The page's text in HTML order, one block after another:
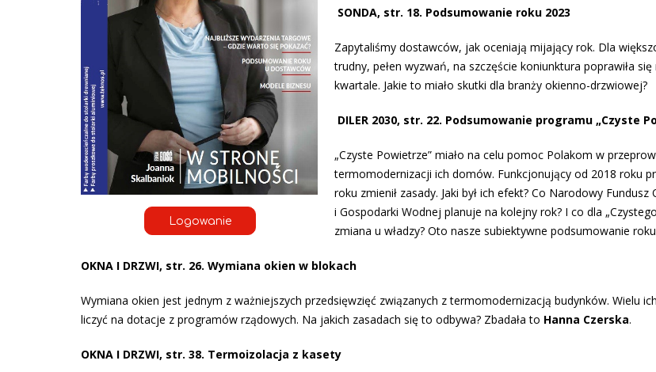
Logowanie
SONDA, str. 18. Podsumowanie roku 2023
Zapytaliśmy dostawców, jak oceniają mijający rok. Dla
trudny, pełen wyzwań, na szczęście koniunktura poprawiła
kwartale. Jakie to miało skutki dla branży okienno-drzwiowej?
DILER 2030, str. 22. Podsumowanie programu „Czyste
„Czyste Powietrze” miało na celu pomoc Polakom w
termomodernizacji ich domów. Funkcjonujący od 2018 roku
roku zmienił zasady. Jaki był ich efekt? Co Narodowy
i Gospodarki Wodnej planuje na kolejny rok? I co dla
zmiana u władzy? Oto nasze subiektywne podsumowanie
OKNA I DRZWI, str. 26. Wymiana okien w blokach
Wymiana okien jest jednym z ważniejszych przedsięwzięć związanych z termomodernizacją budynków. Wielu
liczyć na dotacje z programów rządowych. Na jakich zasadach się to odbywa? Zbadała to Hanna Czerska.
OKNA I DRZWI, str. 38. Termoizolacja z kasety